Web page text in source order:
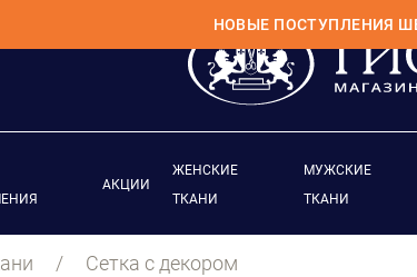
НОВЫЕ ПОСТУПЛЕНИЯ
АКЦИИ
ЖЕНСКИЕ
ТКАНИ
МУЖСКИЕ
ТКАНИ
Сетка с декором